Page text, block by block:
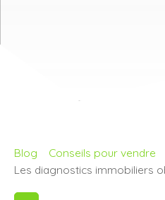
Blog
Conseils pour vendre
Les diagnostics immobiliers